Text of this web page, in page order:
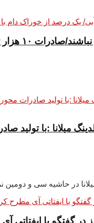
مرغ به کشورهای متقاضی
میلانا :با تولید
در حاشیه سی و دومین
در گفتگو با